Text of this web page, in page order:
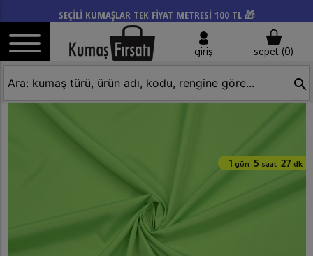
SEÇİLİ KUMAŞLAR TEK FİYAT METRESİ 100 TL 🎁
giriş sepet (0)
search
1 gün 5 saat 27 dk